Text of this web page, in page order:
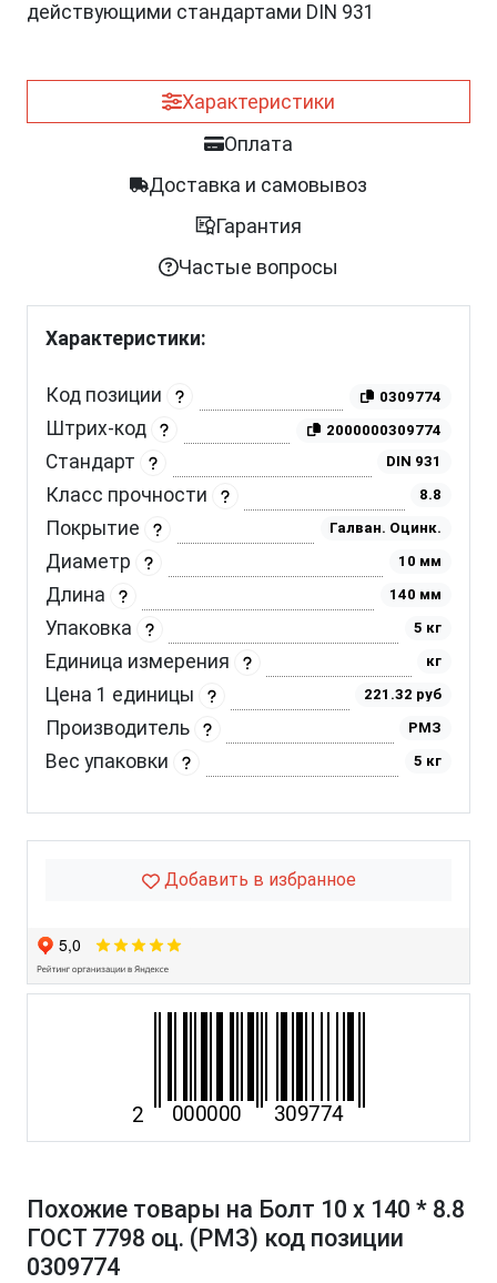
действующими стандартами DIN 931
Характеристики
Оплата
Доставка и самовывоз
Гарантия
Частые вопросы
Характеристики:
Код позиции 0309774
Штрих-код 2000000309774
Стандарт DIN 931
Класс прочности 8.8
Покрытие Галван. Оцинк.
Диаметр 10 мм
Длина 140 мм
Упаковка 5 кг
Единица измерения кг
Цена 1 единицы 221.32 руб
Производитель РМЗ
Вес упаковки 5 кг
Добавить в избранное
Похожие товары на Болт 10 х 140 * 8.8
ГОСТ 7798 оц. (РМЗ) код позиции
0309774